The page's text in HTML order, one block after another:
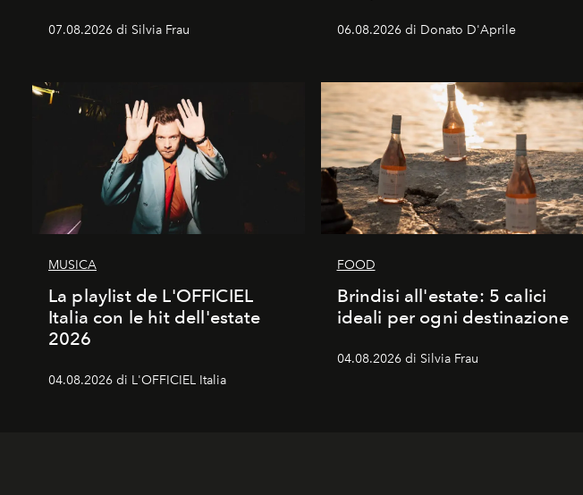
07.08.2026 di Silvia Frau 06.08.2026 di Donato D'Aprile
MUSICA
La playlist de L'OFFICIEL
Italia con le hit dell'estate
2026
04.08.2026 di L'OFFICIEL Italia
FOOD
Brindisi all'estate: 5 calici
ideali per ogni destinazione
04.08.2026 di Silvia Frau